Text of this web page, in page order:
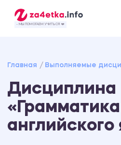
- МЫ ПОМОГАЕМ УЧИТЬСЯ ❤️
Главная Выполняемые
Дисциплина
«Грамматика
английского